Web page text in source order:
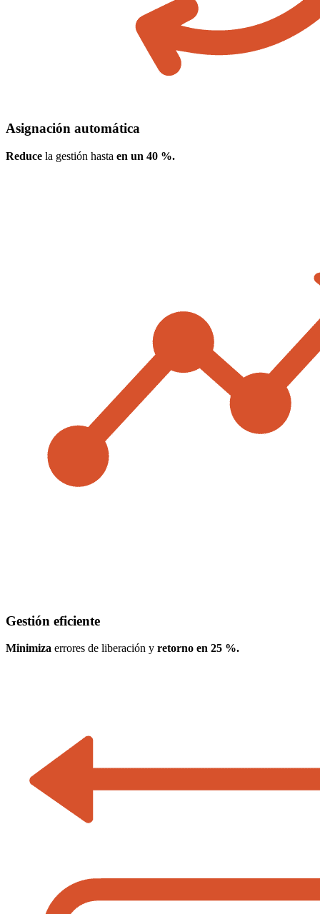
Asignación automática
Reduce la gestión hasta en un 40 %.
Gestión eficiente
Minimiza errores de liberación y retorno en 25 %.